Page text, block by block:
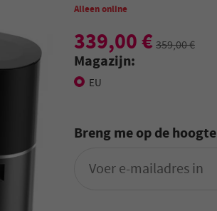
Alleen online
339,00 €359,00 €
Magazijn:
EU
Breng me op de hoogte